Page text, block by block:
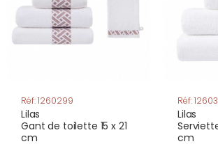
Réf: 1260299
Lilas
Gant de toilette 15 x 21
cm
Réf:
Lilas
cm